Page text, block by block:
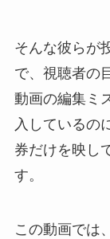
そんな彼らが
で、視聴者の
動画の編集ミ
入しているの
券だけを映し
す。
この動画では